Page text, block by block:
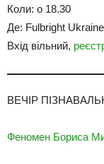
Коли: о 18.30
Де: Fulbright
Вхід вільний,
ВЕЧІР
Феномен Бориса